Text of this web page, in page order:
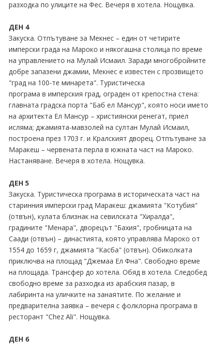
разходка по улиците на Фес. Вечеря в хотела. Нощувка.
ДЕН 4
Закуска. Отпътуване за Мекнес – един от четирите
имперски града на Мароко и някогашна столица по време
на управлението на Мулай Исмаил. Заради многобройните
добре запазени джамии, Мекнес е известен с прозвището
"град на 100-те минарета". Туристическа
програма в имперския град, ограден от крепостна стена:
главната градска порта "Баб ел Мансур", която носи името
на архитекта Ел Мансур – християнски ренегат, приел
исляма; джамията-мавзолей на султан Мулай Исмаил,
построена през 1703 г. и Кралският дворец. Отпътуване за
Маракеш – червената перла в южната част на Мароко.
Настаняване. Вечеря в хотела. Нощувка.
ДЕН 5
Закуска. Туристическа програма в историческата част на
старинния имперски град Маракеш: джамията "Котубия"
(отвън), кулата близнак на севилската "Хиралда",
градините "Менара", дворецът "Бахия", гробницата на
Саади (отвън) – династията, която управлява Мароко от
1554 до 1659 г, джамията "Касба" (отвън). Обиколката
приключва на площад "Джемаа Ел Фна". Свободно време
на площада. Трансфер до хотела. Обяд в хотела. Следобед
свободно време за разходка из арабския пазар, в
лабиринта на уличките на занаятите. По желание и
предварителна заявка – вечеря с фолклорна програма в
ресторант "Chez Ali". Нощувка.
ДЕН 6